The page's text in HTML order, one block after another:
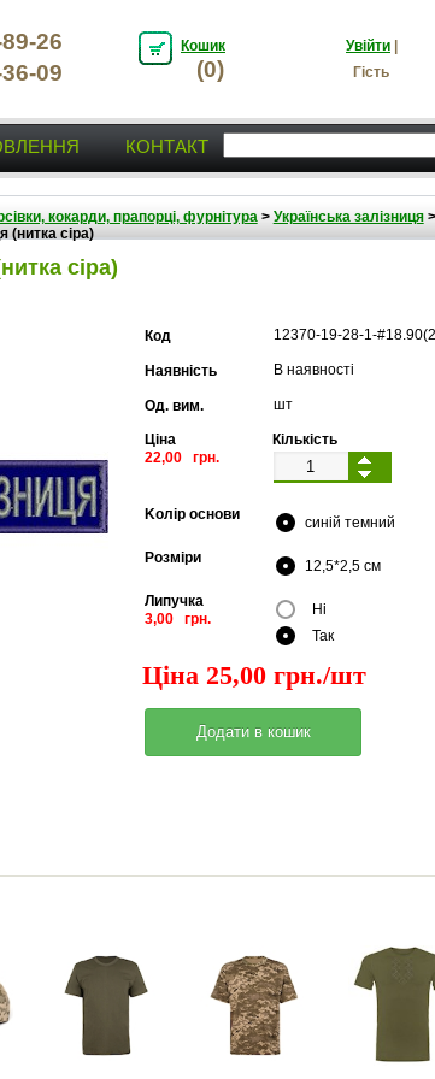
26
09
Кошик
(0)
Увійти
Гість
КОНТАКТ
кокарди, прапорці, фурнітура> Українська залізниця>
(нитка сіра)
сіра)
Код 12370-19-28-1-#
Наявність В наявності
Од. вим. шт
Ціна
22,00 грн.
Кількість
Kолір основи
синій темний
Pозміри
12,5*2,5 см
Липучка
3,00 грн.
Ні
Так
Ціна 25,00 грн./шт